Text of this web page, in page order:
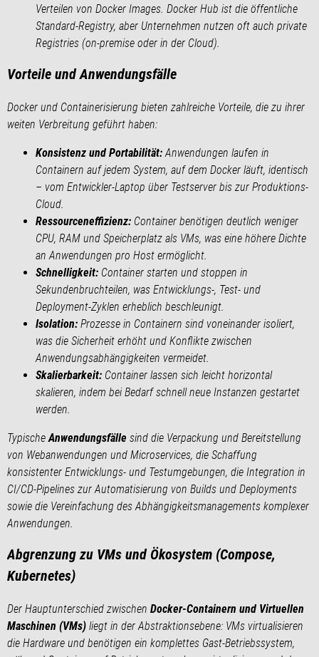
Verteilen von Docker Images. Docker Hub ist die öffentliche
Standard-Registry, aber Unternehmen nutzen oft auch private
Registries (on-premise oder in der Cloud).
Vorteile und Anwendungsfälle
Docker und Containerisierung bieten zahlreiche Vorteile, die zu ihrer
weiten Verbreitung geführt haben:
Konsistenz und Portabilität:Anwendungen laufen in
Containern auf jedem System, auf dem Docker läuft, identisch
– vom Entwickler-Laptop über Testserver bis zur Produktions-
Cloud.
Ressourceneffizienz: Container benötigen deutlich weniger
CPU, RAM und Speicherplatz als VMs, was eine höhere Dichte
an Anwendungen pro Host ermöglicht.
Schnelligkeit: Container starten und stoppen in
Sekundenbruchteilen, was Entwicklungs-, Test- und
Deployment-Zyklen erheblich beschleunigt.
Isolation: Prozesse in Containern sind voneinander isoliert,
was die Sicherheit erhöht und Konflikte zwischen
Anwendungsabhängigkeiten vermeidet.
Skalierbarkeit: Container lassen sich leicht horizontal
skalieren, indem bei Bedarf schnell neue Instanzen gestartet
werden.
TypischeAnwendungsfälle sind die Verpackung und Bereitstellung
von Webanwendungen und Microservices, die Schaffung
konsistenter Entwicklungs- und Testumgebungen, die Integration in
CI/CD-Pipelines zur Automatisierung von Builds und Deployments
sowie die Vereinfachung des Abhängigkeitsmanagements komplexer
Anwendungen.
Abgrenzung zu VMs und Ökosystem (Compose,
Kubernetes)
Der Hauptunterschied zwischen Docker-Containern und Virtuellen
Maschinen (VMs) liegt in der Abstraktionsebene: VMs virtualisieren
die Hardware und benötigen ein komplettes Gast-Betriebssystem,